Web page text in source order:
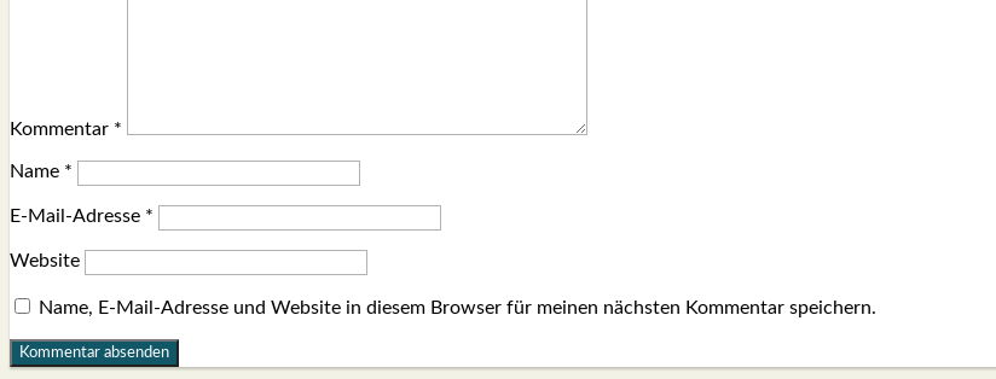
Kommentar *
Name *
E-Mail-Adresse *
Website
Name, E-Mail-Adresse und Website in diesem Browser für meinen nächsten Kommentar speichern.